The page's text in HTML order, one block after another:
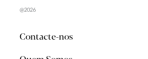
@2026
Contacte-nos